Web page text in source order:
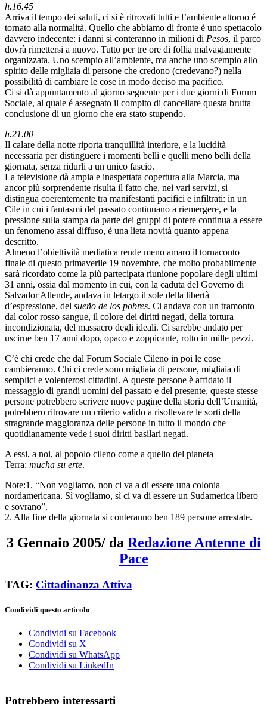
h.16.45
Arriva il tempo dei saluti, ci si è ritrovati tutti e l’ambiente attorno é
tornato alla normalità. Quello che abbiamo di fronte è uno spettacolo
davvero indecente: i danni si conteranno in milioni di Pesos, il parco
dovrà rimettersi a nuovo. Tutto per tre ore di follia malvagiamente
organizzata. Uno scempio all’ambiente, ma anche uno scempio allo
spirito delle migliaia di persone che credono (credevano?) nella
possibilità di cambiare le cose in modo deciso ma pacifico.
Ci si dà appuntamento al giorno seguente per i due giorni di Forum
Sociale, al quale é assegnato il compito di cancellare questa brutta
conclusione di un giorno che era stato stupendo.
h.21.00
Il calare della notte riporta tranquillità interiore, e la lucidità
necessaria per distinguere i momenti belli e quelli meno belli della
giornata, senza ridurli a un unico fascio.
La televisione dà ampia e inaspettata copertura alla Marcia, ma
ancor più sorprendente risulta il fatto che, nei vari servizi, si
distingua coerentemente tra manifestanti pacifici e infiltrati: in un
Cile in cui i fantasmi del passato continuano a riemergere, e la
pressione sulla stampa da parte dei gruppi di potere continua a essere
un fenomeno assai diffuso, è una lieta novità quanto appena
descritto.
Almeno l’obiettività mediatica rende meno amaro il tornaconto
finale di questo primaverile 19 novembre, che molto probabilmente
sarà ricordato come la più partecipata riunione popolare degli ultimi
31 anni, ossia dal momento in cui, con la caduta del Governo di
Salvador Allende, andava in letargo il sole della libertà
d’espressione, del sueño de los pobres. Ci andava con un tramonto
dal color rosso sangue, il colore dei diritti negati, della tortura
incondizionata, del massacro degli ideali. Ci sarebbe andato per
uscirne ben 17 anni dopo, opaco e zoppicante, rotto in mille pezzi.
C’è chi crede che dal Forum Sociale Cileno in poi le cose
cambieranno. Chi ci crede sono migliaia di persone, migliaia di
semplici e volenterosi cittadini. A queste persone è affidato il
messaggio di grandi uomini del passato e del presente, queste stesse
persone potrebbero scrivere nuove pagine della storia dell’Umanità,
potrebbero ritrovare un criterio valido a risollevare le sorti della
stragrande maggioranza delle persone in tutto il mondo che
quotidianamente vede i suoi diritti basilari negati.
A essi, a noi, al popolo cileno come a quello del pianeta
Terra: mucha su erte.
Note:1. “Non vogliamo, non ci va a di essere una colonia
nordamericana. Sì vogliamo, sì ci va di essere un Sudamerica libero
e sovrano”.
2. Alla fine della giornata si conteranno ben 189 persone arrestate.
3 Gennaio 2005/ da Redazione Antenne di
Pace
TAG: Cittadinanza Attiva
Condividi questo articolo
Condividi su Facebook
Condividi su X
Condividi su WhatsApp
Condividi su LinkedIn
Potrebbero interessarti